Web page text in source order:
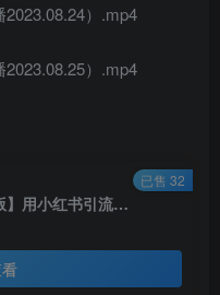
）.mp4
）.mp4
小红书-爆款商家营【第18期升级版】用小红书引流，打造淘宝爆款（16节课）
已售 32